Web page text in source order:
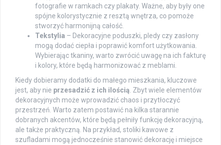
fotografie w ramkach czy plakaty. Ważne, aby były one
spójne kolorystycznie z resztą wnętrza, co pomoże
stworzyć harmonijną całość.
Tekstylia – Dekoracyjne poduszki, pledy czy zasłony
mogą dodać ciepła i poprawić komfort użytkowania.
Wybierając tkaniny, warto zwrócić uwagę na ich fakturę
i kolory, które będą harmonizować z meblami.
Kiedy dobieramy dodatki do małego mieszkania, kluczowe
jest, aby nie przesadzić z ich ilością . Zbyt wiele elementów
dekoracyjnych może wprowadzić chaos i przytłoczyć
przestrzeń. Warto zatem postawić na kilka starannie
dobranych akcentów, które będą pełniły funkcję dekoracyjną,
ale także praktyczną. Na przykład, stoliki kawowe z
szufladami mogą jednocześnie stanowić dekorację i miejsce